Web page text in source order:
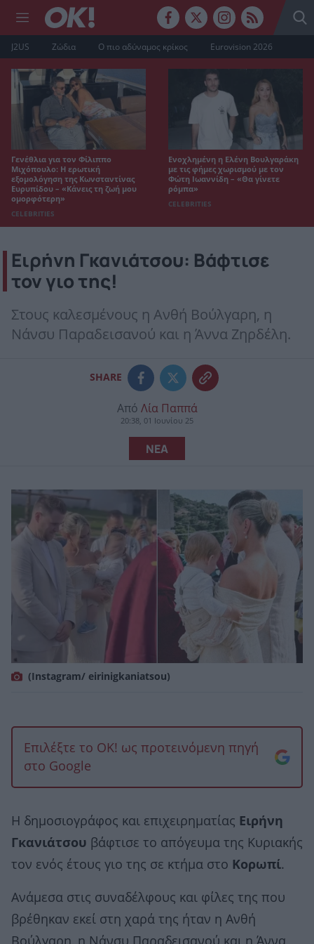
J2US Ζώδια Ο πιο αδύναμος κρίκος Eurovision 2026
Γενέθλια για τον Φίλιππο
Μιχόπουλο: Η ερωτική
εξομολόγηση της Κωνσταντίνας
Ευρυπίδου – «Κάνεις τη ζωή μου
ομορφότερη»
CELEBRITIES
Ενοχλημένη η Ελένη Βουλγαράκη
με τις φήμες χωρισμού με τον
Φώτη Ιωαννίδη – «Θα γίνετε
ρόμπα»
CELEBRITIES
Ειρήνη Γκανιάτσου: Βάφτισε
τον γιο της!
Στους καλεσμένους η Ανθή Βούλγαρη, η
Νάνσυ Παραδεισανού και η Άννα Ζηρδέλη.
SHARE
Από Λία Παππά
20:38, 01 Ιουνίου 25
ΝΕΑ
(Instagram/ eirinigkaniatsou)
Επιλέξτε το OK! ως προτεινόμενη πηγή
στο Google
Η δημοσιογράφος και επιχειρηματίας Ειρήνη
Γκανιάτσου βάφτισε το απόγευμα της Κυριακής
τον ενός έτους γιο της σε κτήμα στο Κορωπί.
Ανάμεσα στις συναδέλφους και φίλες της που
βρέθηκαν εκεί στη χαρά της ήταν η Ανθή
Βούλγαρη, η Νάνσυ Παραδεισανού και η Άννα